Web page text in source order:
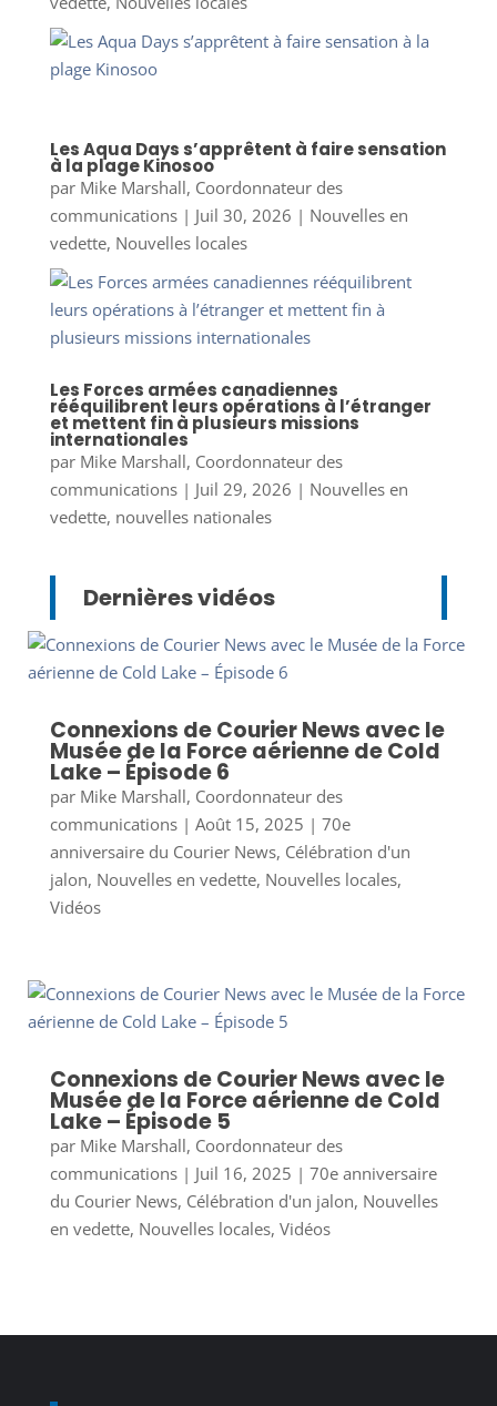
Les Aqua Days s’apprêtent à faire sensation
à la plage Kinosoo
par Mike Marshall, Coordonnateur des
communications| Juil 30, 2026 | Nouvelles en
vedette, Nouvelles locales
Les Forces armées canadiennes
rééquilibrent leurs opérations à l’étranger
et mettent fin à plusieurs missions
internationales
par Mike Marshall, Coordonnateur des
communications| Juil 29, 2026 | Nouvelles en
vedette, nouvelles nationales
Dernières vidéos
Connexions de Courier News avec le
Musée de la Force aérienne de Cold
Lake – Épisode 6
par Mike Marshall, Coordonnateur des
communications| Août 15, 2025 | 70e
anniversaire du Courier News, Célébration d'un
jalon, Nouvelles en vedette, Nouvelles locales,
Vidéos
Connexions de Courier News avec le
Musée de la Force aérienne de Cold
Lake – Épisode 5
par Mike Marshall, Coordonnateur des
communications| Juil 16, 2025 | 70e anniversaire
du Courier News, Célébration d'un jalon, Nouvelles
en vedette, Nouvelles locales, Vidéos